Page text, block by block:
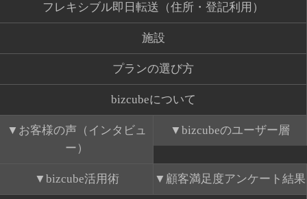
フレキシブル即日転送（住所・登記利用）
施設
プランの選び方
bizcubeについて
お客様の声（インタビュ
ー）
bizcubeのユーザー層
bizcube活用術 顧客満足度アンケート結果